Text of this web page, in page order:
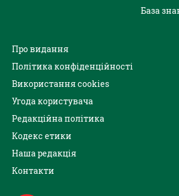
База
Про видання
Політика конфіденційності
Використання cookies
Угода користувача
Редакційна політика
Кодекс етики
Наша редакція
Контакти